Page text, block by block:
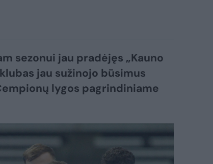
sezonui jau pradėjęs „Kauno
jau sužinojo būsimus
lygos pagrindiniame